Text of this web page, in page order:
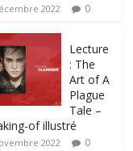
2022 0
Lecture
: The
Art of A
Plague
Tale –
of illustré
2022 0